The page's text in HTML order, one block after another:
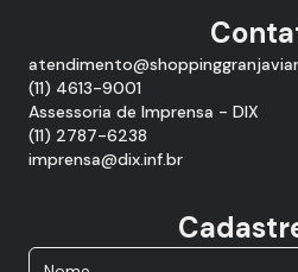
(11) 4613-9001
Assessoria de Imprensa - DIX
(11) 2787-6238
imprensa@dix.inf.br